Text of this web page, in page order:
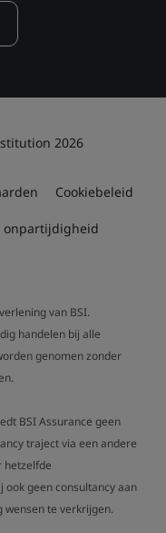
2026
Cookiebeleid
van BSI.
handelen bij alle
genomen zonder
BSI Assurance geen
traject via een andere
hetzelfde
geen consultancy aan
te verkrijgen.